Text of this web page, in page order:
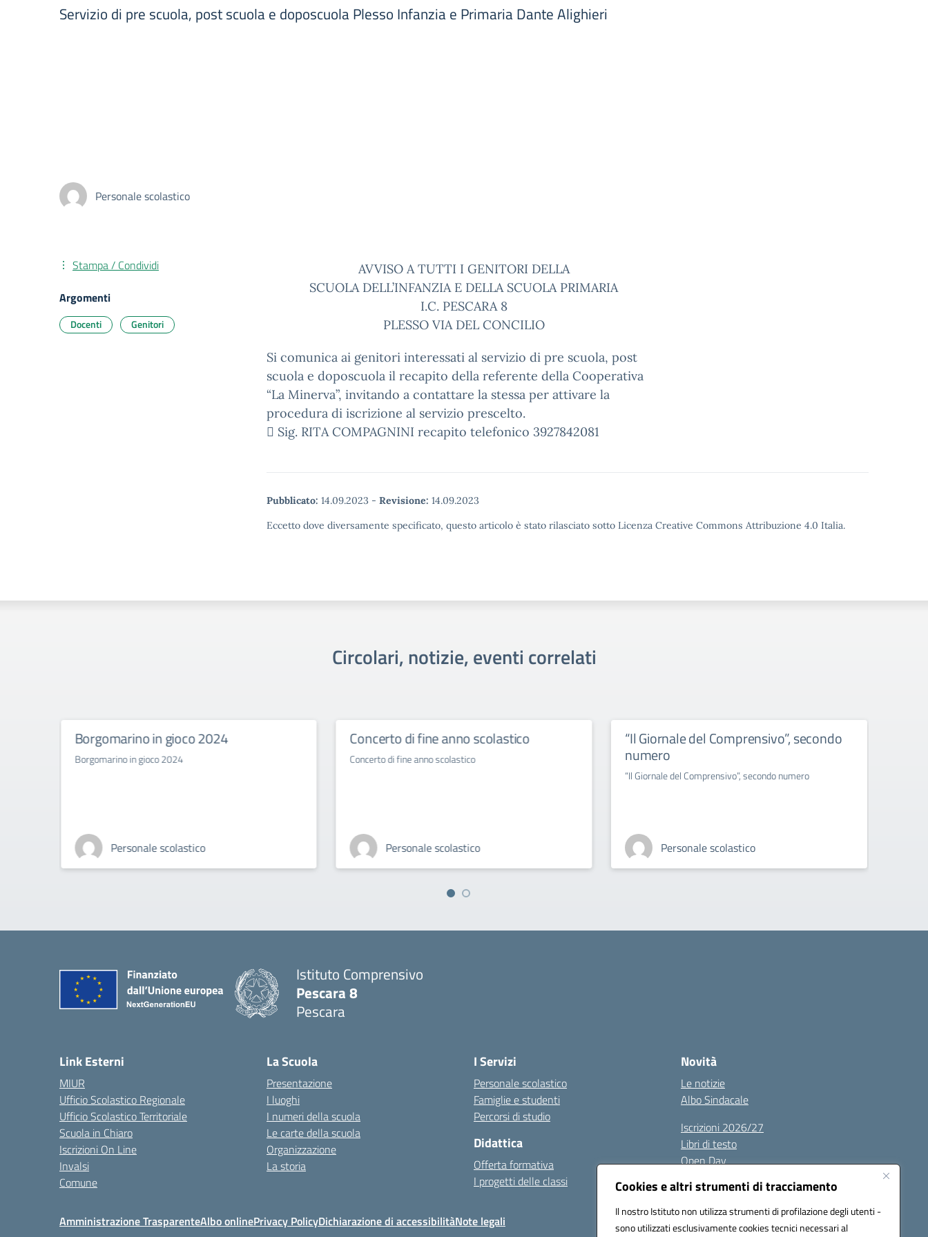
Cookies e altri strumenti di tracciamento
Il nostro Istituto non utilizza strumenti di profilazione degli utenti -
sono utilizzati esclusivamente cookies tecnici necessari al
Servizio di pre scuola, post scuola e doposcuola Plesso Infanzia e Primaria Dante Alighieri
Personale scolastico
AVVISO A TUTTI I GENITORI DELLA
SCUOLA DELL’INFANZIA E DELLA SCUOLA PRIMARIA
I.C. PESCARA 8
PLESSO VIA DEL CONCILIO
Si comunica ai genitori interessati al servizio di pre scuola, post
scuola e doposcuola il recapito della referente della Cooperativa
“La Minerva”, invitando a contattare la stessa per attivare la
procedura di iscrizione al servizio prescelto.
 Sig. RITA COMPAGNINI recapito telefonico 3927842081
Pubblicato: 14.09.2023 - Revisione: 14.09.2023
Eccetto dove diversamente specificato, questo articolo è stato rilasciato sotto Licenza Creative Commons Attribuzione 4.0 Italia.
Stampa / Condividi
Argomenti
Docenti Genitori
Circolari, notizie, eventi correlati
Borgomarino in gioco 2024
Borgomarino in gioco 2024
Personale scolastico
Concerto di fine anno scolastico
Concerto di fine anno scolastico
Personale scolastico
“Il Giornale del Comprensivo”, secondo
numero
“Il Giornale del Comprensivo”, secondo numero
Personale scolastico
Istituto Comprensivo
Pescara 8
Pescara
Link Esterni
MIUR
Ufficio Scolastico Regionale
Ufficio Scolastico Territoriale
Scuola in Chiaro
Iscrizioni On Line
Invalsi
Comune
La Scuola
Presentazione
I luoghi
I numeri della scuola
Le carte della scuola
Organizzazione
La storia
I Servizi
Personale scolastico
Famiglie e studenti
Percorsi di studio
Didattica
Offerta formativa
I progetti delle classi
Novità
Le notizie
Albo Sindacale
Iscrizioni 2026/27
Libri di testo
Open Day
Amministrazione TrasparenteAlbo onlinePrivacy PolicyDichiarazione di accessibilitàNote legali